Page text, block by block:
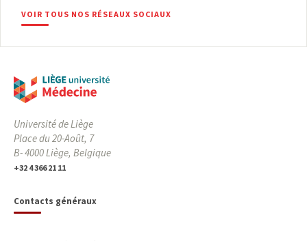
VOIR TOUS NOS RÉSEAUX SOCIAUX
Université de Liège
Place du 20-Août, 7
B- 4000 Liège, Belgique
+32 4 366 21 11
Contacts généraux